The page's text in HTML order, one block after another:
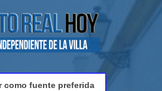
como fuente preferida